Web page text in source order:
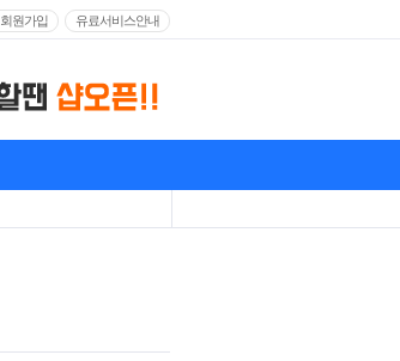
회원가입 유료서비스안내